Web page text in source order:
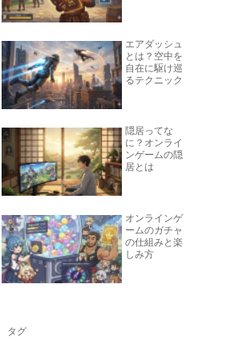
エアダッシュ
とは？空中を
自在に駆け巡
るテクニック
隠居ってな
に？オンライ
ンゲームの隠
居とは
オンラインゲ
ームのガチャ
の仕組みと楽
しみ方
タグ